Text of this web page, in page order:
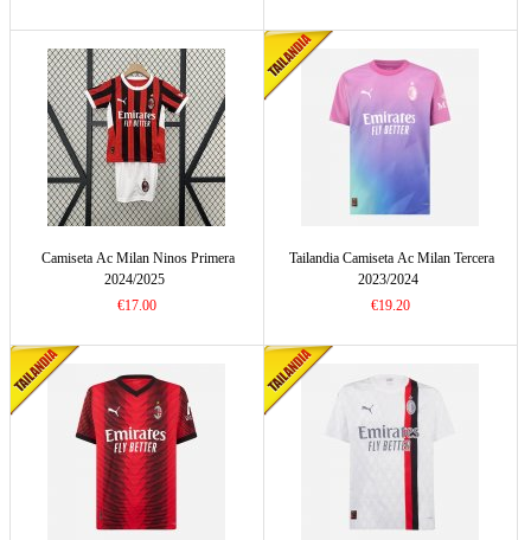
Camiseta Ac Milan Ninos Primera
2024/2025
€17.00
Tailandia Camiseta Ac Milan Tercera
2023/2024
€19.20